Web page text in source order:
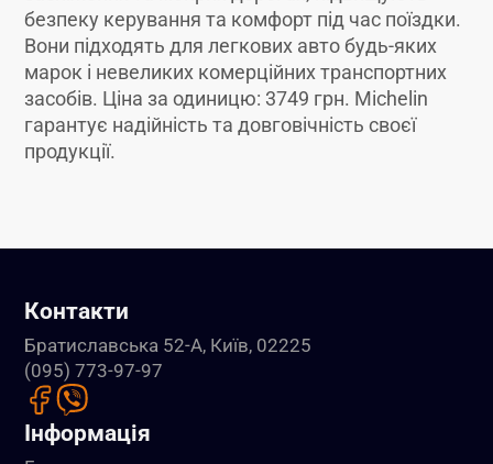
безпеку керування та комфорт під час поїздки.
Вони підходять для легкових авто будь-яких
марок і невеликих комерційних транспортних
засобів. Ціна за одиницю: 3749 грн. Michelin
гарантує надійність та довговічність своєї
продукції.
Контакти
Братиславська 52-А, Київ, 02225
(095) 773-97-97
Інформація